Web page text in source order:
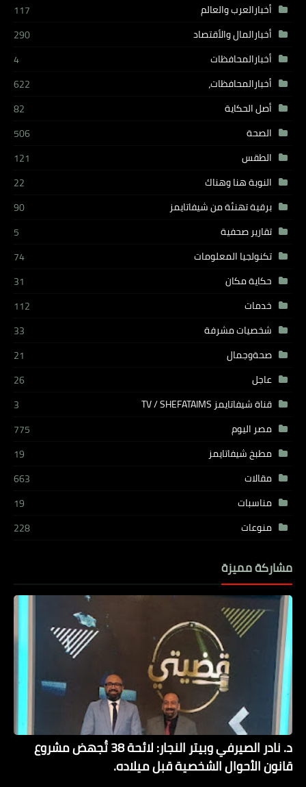
أخبارالعرب والعالم
117
أخبارالمال والأقتصاد
290
أخبارالمحافظات
4
أخبارالمحافظات،
622
أصل الحكاية
82
الصحة
506
الطقس
121
النوبة هنا وهناك
22
برقية تهنئة من شيفاتايمز
90
تقارير صحفية
5
تكنولجيا المعلومات
74
حكاية مكان
31
خدمات
112
شخصيات مشرفة
33
صحةوجمال
21
عاجل
26
قناة شيفاتايمز TV / SHEFATAIMS
3
مصر اليوم
775
مطبخ شيفاتايمز
19
مقالات
663
مناسبات
19
منوعات
228
مشاركة مميزة
د. نادر الصيرفي وبيتر النجار: لائحة 38 تُجهض مشروع
قانون الأحوال الشخصية قبل ميلاده.